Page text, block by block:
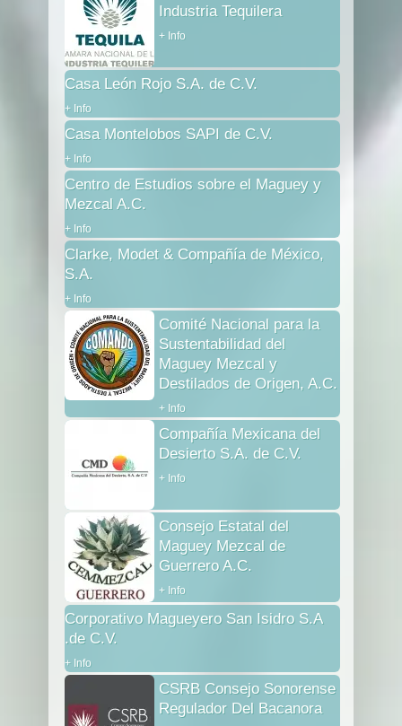
Industria Tequilera
+ Info
Casa León Rojo S.A. de C.V.
+ Info
Casa Montelobos SAPI de C.V.
+ Info
Centro de Estudios sobre el Maguey y
Mezcal A.C.
+ Info
Clarke, Modet & Compañía de México,
S.A.
+ Info
Comité Nacional para la
Sustentabilidad del
Maguey Mezcal y
Destilados de Origen, A.C.
+ Info
Compañía Mexicana del
Desierto S.A. de C.V.
+ Info
Consejo Estatal del
Maguey Mezcal de
Guerrero A.C.
+ Info
Corporativo Magueyero San Isidro S.A
.de C.V.
+ Info
CSRB Consejo Sonorense
Regulador Del Bacanora